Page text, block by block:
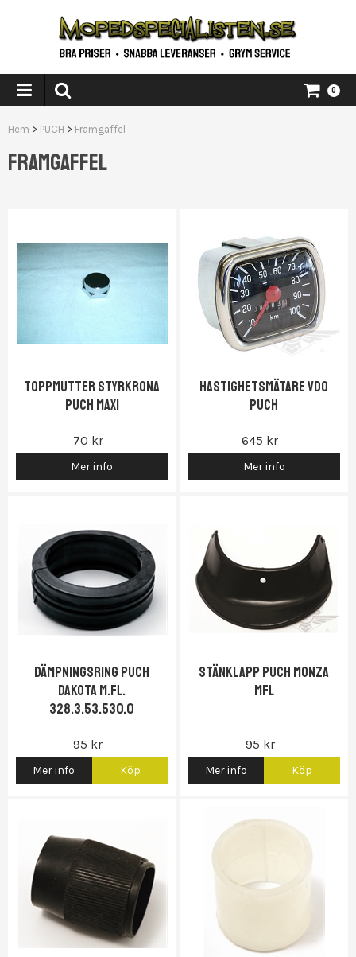
0
Hem > PUCH > Framgaffel
FRAMGAFFEL
Toppmutter styrkrona
Puch Maxi
70 kr
Mer info
Hastighetsmätare VDO
Puch
645 kr
Mer info
Dämpningsring Puch
Dakota m.fl.
328.3.53.530.0
95 kr
Mer info Köp
Stänklapp Puch monza
mfl
95 kr
Mer info Köp